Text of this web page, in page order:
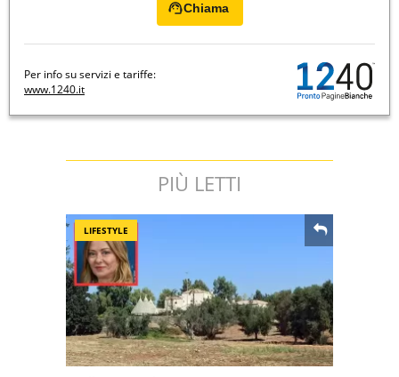
Chiama
Per info su servizi e tariffe:
www.1240.it
PIÙ LETTI
LIFESTYLE